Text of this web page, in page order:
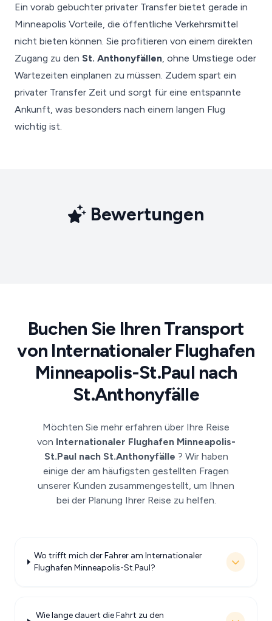
Ein vorab gebuchter privater Transfer bietet gerade in
Minneapolis Vorteile, die öffentliche Verkehrsmittel
nicht bieten können. Sie profitieren von einem direkten
Zugang zu den St. Anthonyfällen, ohne Umstiege oder
Wartezeiten einplanen zu müssen. Zudem spart ein
privater Transfer Zeit und sorgt für eine entspannte
Ankunft, was besonders nach einem langen Flug
wichtig ist.
Bewertungen
Buchen Sie Ihren Transport
von Internationaler Flughafen
Minneapolis-St.Paul nach
St.Anthonyfälle
Möchten Sie mehr erfahren über Ihre Reise
von Internationaler Flughafen Minneapolis-
St.Paul nach St.Anthonyfälle ? Wir haben
einige der am häufigsten gestellten Fragen
unserer Kunden zusammengestellt, um Ihnen
bei der Planung Ihrer Reise zu helfen.
Wo trifft mich der Fahrer am Internationaler
Flughafen Minneapolis-St.Paul?
Wie lange dauert die Fahrt zu den